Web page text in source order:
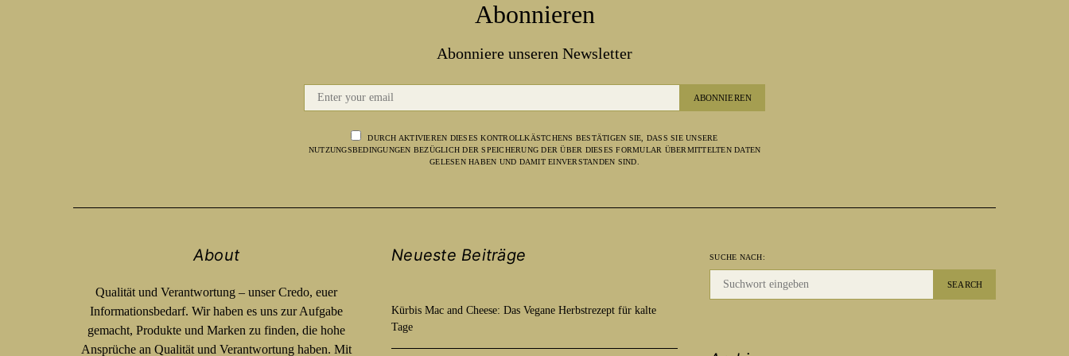
Abonnieren
Abonniere unseren Newsletter
ABONNIEREN
DURCH AKTIVIEREN DIESES KONTROLLKÄSTCHENS BESTÄTIGEN SIE, DASS SIE UNSERE
NUTZUNGSBEDINGUNGEN BEZÜGLICH DER SPEICHERUNG DER ÜBER DIESES FORMULAR ÜBERMITTELTEN DATEN
GELESEN HABEN UND DAMIT EINVERSTANDEN SIND.
About
Qualität und Verantwortung – unser Credo, euer
Informationsbedarf. Wir haben es uns zur Aufgabe
gemacht, Produkte und Marken zu finden, die hohe
Ansprüche an Qualität und Verantwortung haben. Mit
Neueste Beiträge
Kürbis Mac and Cheese: Das Vegane Herbstrezept für kalte
Tage
SUCHE NACH:
SEARCH